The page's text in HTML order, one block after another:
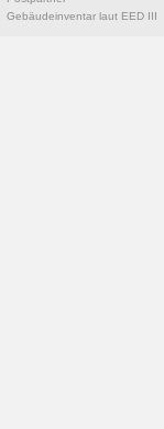
Gebäudeinventar laut EED III